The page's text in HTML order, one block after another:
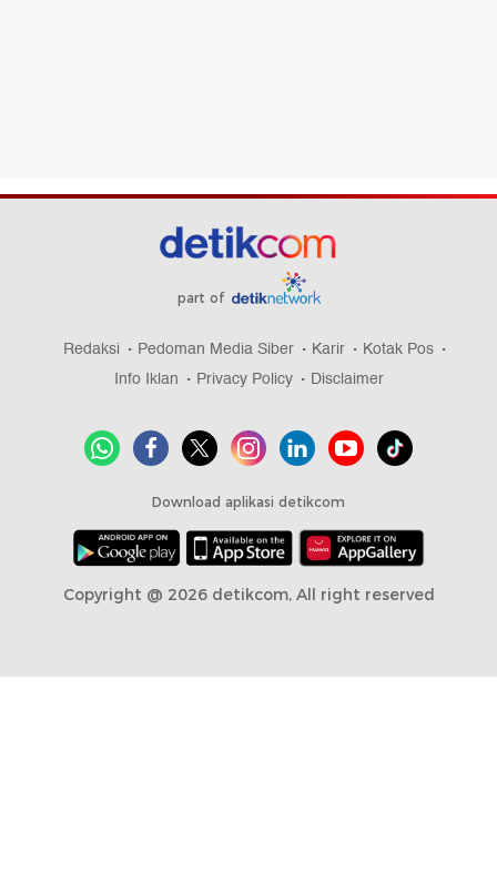
part of
Redaksi Pedoman Media Siber Karir
Kotak Pos
Info Iklan
Privacy Policy Disclaimer
Download aplikasi detikcom
Copyright @ 2026 detikcom, All right reserved